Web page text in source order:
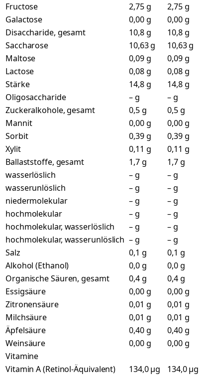
Fructose
2,75 g
2,75 g
Galactose
0,00 g
0,00 g
Disaccharide, gesamt
10,8 g
10,8 g
Saccharose
10,63 g
10,63 g
Maltose
0,09 g
0,09 g
Lactose
0,08 g
0,08 g
Stärke
14,8 g
14,8 g
Oligosaccharide
– g
– g
Zuckeralkohole, gesamt
0,5 g
0,5 g
Mannit
0,00 g
0,00 g
Sorbit
0,39 g
0,39 g
Xylit
0,11 g
0,11 g
Ballaststoffe, gesamt
1,7 g
1,7 g
wasserlöslich
– g
– g
wasserunlöslich
– g
– g
niedermolekular
– g
– g
hochmolekular
– g
– g
hochmolekular, wasserlöslich
– g
– g
hochmolekular, wasserunlöslich – g
– g
Salz
0,1 g
0,1 g
Alkohol (Ethanol)
0,0 g
0,0 g
Organische Säuren, gesamt
0,4 g
0,4 g
Essigsäure
0,00 g
0,00 g
Zitronensäure
0,01 g
0,01 g
Milchsäure
0,01 g
0,01 g
Äpfelsäure
0,40 g
0,40 g
Weinsäure
0,00 g
0,00 g
Vitamine
Vitamin A (Retinol-Äquivalent)
134,0 µg
134,0 µg